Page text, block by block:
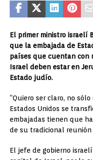
El primer ministro israelí
que la embajada de
países que cuentan con
Israel deben estar en
Estado judío.
“Quiero ser claro, no
Estados Unidos se
embajadas tienen que
de su tradicional
El jefe de gobierno